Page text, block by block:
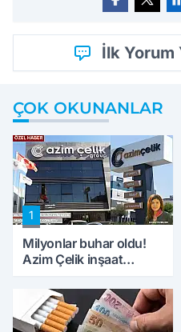
İlk Yorum
ÇOK OKUNANLAR
1
Milyonlar buhar oldu!
Azim Çelik inşaat
konuştu